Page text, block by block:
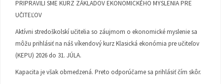
PRIPRAVILI SME KURZ ZÁKLADOV EKONOMICKÉHO MYSLENIA PRE
UČITEĽOV
Aktívni stredoškolskí učitelia so záujmom o ekonomické myslenie sa
môžu prihlásiť na náš víkendový kurz Klasická ekonómia pre učiteľov
(KEPU) 2026 do 31. JÚLA.
Kapacita je však obmedzená. Preto odporúčame sa prihlásiť čím skôr.